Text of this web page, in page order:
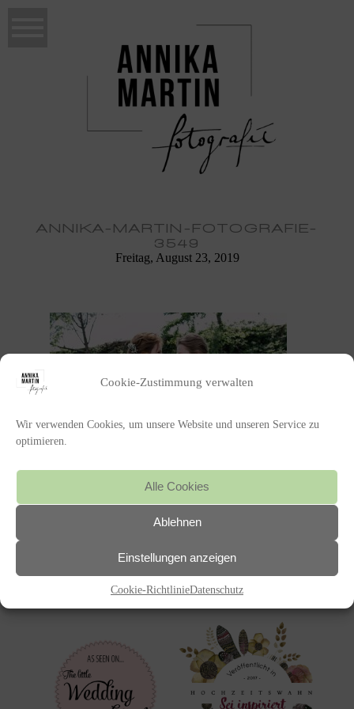
Cookie-Zustimmung verwalten
Wir verwenden Cookies, um unsere Website und unseren Service zu
optimieren.
Alle Cookies
Ablehnen
Einstellungen anzeigen
Cookie-RichtlinieDatenschutz
ANNIKA-MARTIN-FOTOGRAFIE-
3549
Freitag, August 23, 2019
LENA UND FELIX